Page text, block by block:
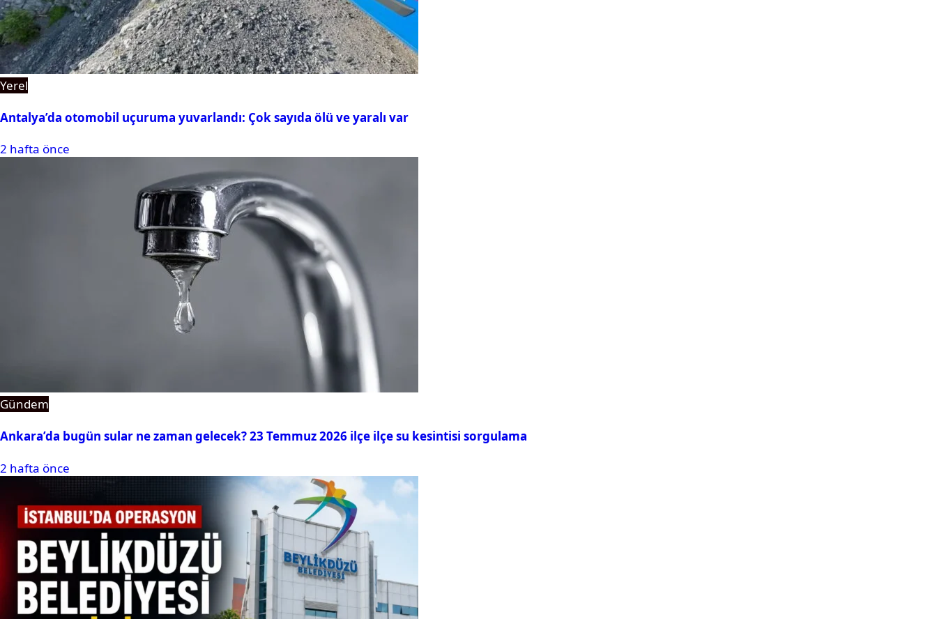
Yerel
Antalya’da otomobil uçuruma yuvarlandı: Çok sayıda ölü ve yaralı var
2 hafta önce
Gündem
Ankara’da bugün sular ne zaman gelecek? 23 Temmuz 2026 ilçe ilçe su kesintisi sorgulama
2 hafta önce